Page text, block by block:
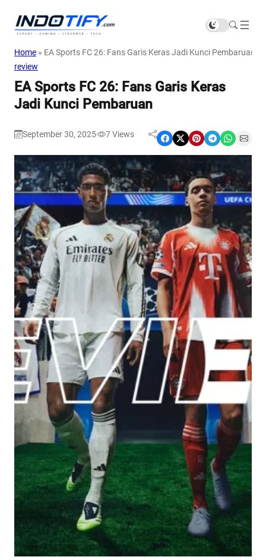
Home » EA Sports FC 26: Fans Garis Keras Jadi Kunci Pembaruan
review
EA Sports FC 26: Fans Garis Keras
Jadi Kunci Pembaruan
September 30, 2025 7Views Share on Facebook Share on X Share on Pinterest Share on Telegram Share on WhatsApp Share on Email